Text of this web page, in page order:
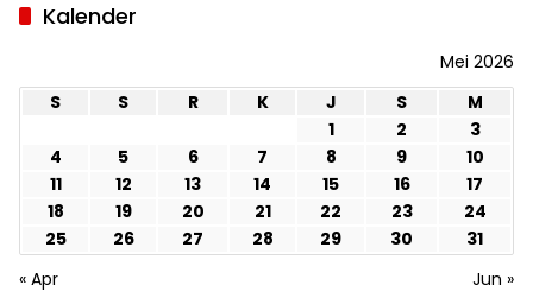
Kalender
Mei 2026
S
S R K J S
M
1
2
3
4
5 6 7 8 9
10
11
12 13 14 15 16
17
18
19 20 21 22 23
24
25
26 27 28 29 30
31
« Apr
Jun »